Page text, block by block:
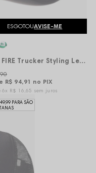
ESGOTOUAVISE-ME
Boné FIRE Trucker Styling Lettering - Branco/Preto
R$ 94,91 no PIX
6x R$ 16,65 sem juros
PARA SÃO